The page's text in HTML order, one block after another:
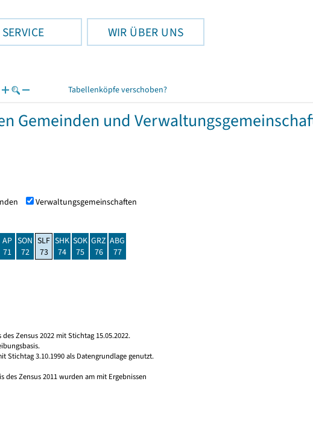
SERVICE WIR ÜBER UNS
Tabellenköpfe verschoben?
Gemeinden und
Verwaltungsgemeinschaften
AP
71
SON
72
SLF
73
SHK
74
SOK
75
GRZ
76
ABG
77
Zensus 2022 mit Stichtag 15.05.2022.
Stichtag 3.10.1990 als Datengrundlage genutzt.
des Zensus 2011 wurden am mit Ergebnissen